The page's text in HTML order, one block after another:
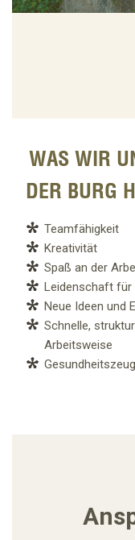
WAS WIR
DER BURG
Teamfähigkeit
Kreativität
Spaß an der
Leidenschaft für
Neue Ideen und
Schnelle,
Arbeitsweise